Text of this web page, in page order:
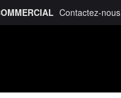
Contactez-nous